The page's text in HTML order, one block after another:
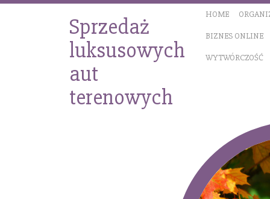
HOME
BIZNES ONLINE
WYTWÓRCZOŚĆ
Sprzedaż
luksusowych
aut
terenowych